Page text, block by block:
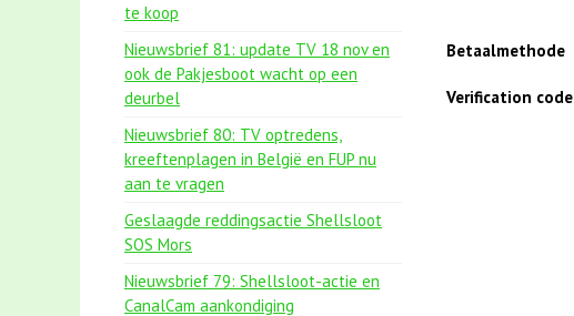
Betaalmethode
Verification code
te koop
Nieuwsbrief 81: update TV 18 nov en
ook de Pakjesboot wacht op een
deurbel
Nieuwsbrief 80: TV optredens,
kreeftenplagen in België en FUP nu
aan te vragen
Geslaagde reddingsactie Shellsloot
SOS Mors
Nieuwsbrief 79: Shellsloot-actie en
CanalCam aankondiging